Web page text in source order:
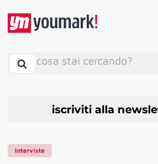
cosa stai cercando?
iscriviti alla
Interviste